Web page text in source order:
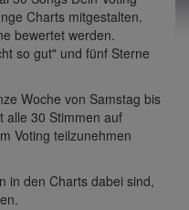
Charts mitgestalten.
bewertet werden.
so gut" und fünf Sterne
Woche von Samstag bis
alle 30 Stimmen auf
Voting teilzunehmen
in den Charts dabei sind,